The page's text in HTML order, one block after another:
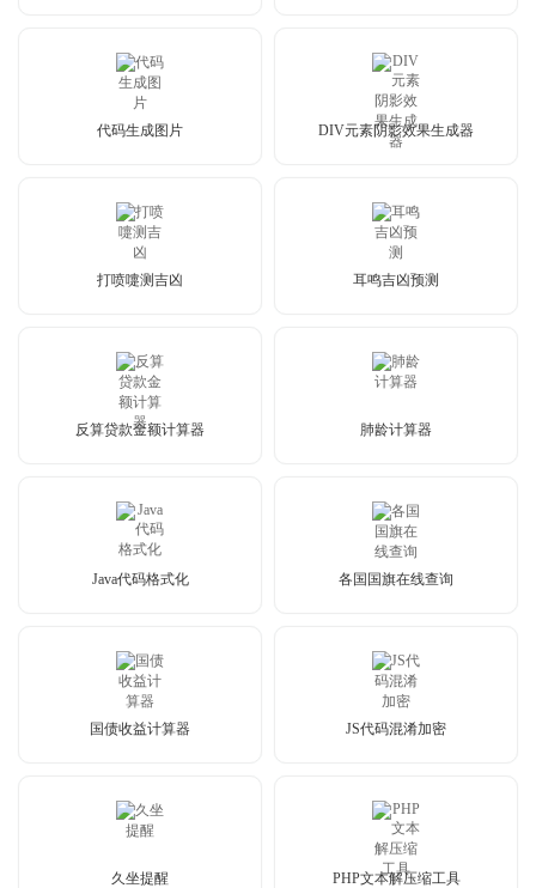
代码生成图片 DIV元素阴影效果生成器
打喷嚏测吉凶 耳鸣吉凶预测
反算贷款金额计算器 肺龄计算器
Java代码格式化 各国国旗在线查询
国债收益计算器 JS代码混淆加密
久坐提醒 PHP文本解压缩工具